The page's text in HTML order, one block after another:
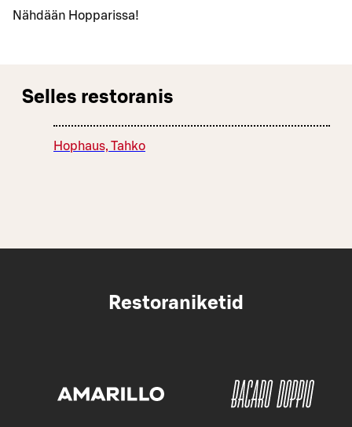
Nähdään Hopparissa!
Selles restoranis
Hophaus, Tahko
Restoraniketid